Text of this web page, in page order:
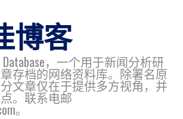
博客
Database，一个用于新闻分析研
存档的网络资料库。除署名原
文章仅在于提供多方视角，并
。联系电邮
。